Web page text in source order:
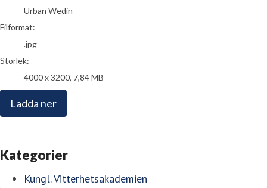
Urban Wedin
Filformat:
.jpg
Storlek:
4000 x 3200, 7,84 MB
Ladda ner
Kategorier
Kungl. Vitterhetsakademien